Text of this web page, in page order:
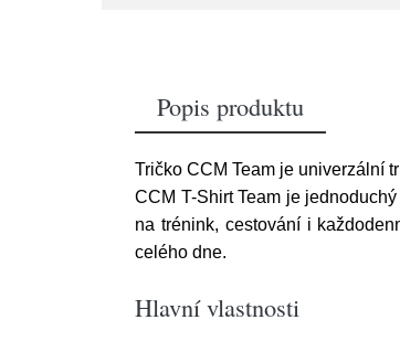
Popis produktu
Tričko CCM Team je univerzální
CCM T-Shirt Team je
na trénink, cestování i
celého dne.
Hlavní vlastnosti